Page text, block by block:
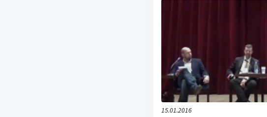
15.01.2016